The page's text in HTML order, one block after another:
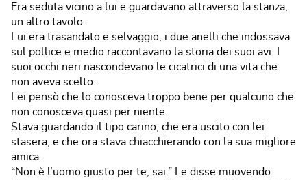
Era seduta vicino a lui e guardavano attraverso la stanza,
un altro tavolo.
Lui era trasandato e selvaggio, i due anelli che indossava
sul pollice e medio raccontavano la storia dei suoi avi. I
suoi occhi neri nascondevano le cicatrici di una vita che
non aveva scelto.
Lei pensò che lo conosceva troppo bene per qualcuno che
non conosceva quasi per niente.
Stava guardando il tipo carino, che era uscito con lei
stasera, e che ora stava chiacchierando con la sua migliore
amica.
“Non è l’uomo giusto per te, sai.” Le disse muovendo